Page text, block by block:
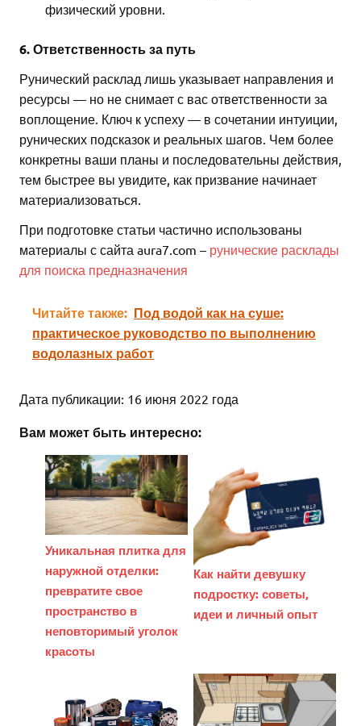
физический уровни.
6. Ответственность за путь
Рунический расклад лишь указывает направления и
ресурсы — но не снимает с вас ответственности за
воплощение. Ключ к успеху — в сочетании интуиции,
рунических подсказок и реальных шагов. Чем более
конкретны ваши планы и последовательны действия,
тем быстрее вы увидите, как призвание начинает
материализоваться.
При подготовке статьи частично использованы
материалы с сайта aura7.com – рунические расклады
для поиска предназначения
Читайте также: Под водой как на суше:
практическое руководство по выполнению
водолазных работ
Дата публикации: 16 июня 2022 года
Вам может быть интересно:
Уникальная плитка для
наружной отделки:
превратите свое
пространство в
неповторимый уголок
красоты
Как найти девушку
подростку: советы,
идеи и личный опыт